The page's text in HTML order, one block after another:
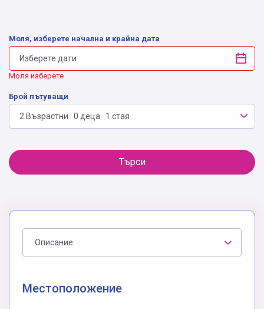
Моля, изберете начална и крайна дата
Моля изберете
Брой пътуващи
2 Възрастни · 0 деца · 1 стая
Търси
Описание
Местоположение